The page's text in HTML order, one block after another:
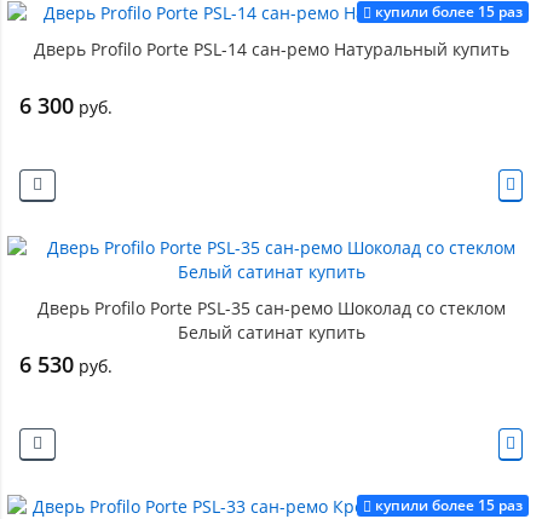
купили более 15 раз
Дверь Profilo Porte PSL-14 сан-ремо Натуральный купить
6 300 руб.
Дверь Profilo Porte PSL-35 сан-ремо Шоколад со стеклом
Белый сатинат купить
6 530 руб.
купили более 15 раз